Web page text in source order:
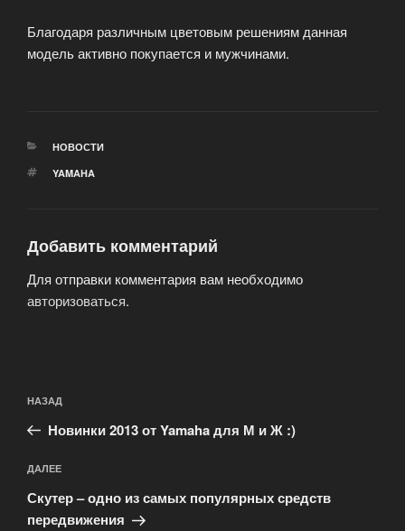
Благодаря различным цветовым решениям данная
модель активно покупается и мужчинами.
РУБРИКИ
НОВОСТИ
МЕТКИ
YAMAHA
Добавить комментарий
Для отправки комментария вам необходимо
авторизоваться.
по
записям
Предыдущая
запись:
НАЗАД
Новинки 2013 от Yamaha для М и Ж :)
Следующая
запись
ДАЛЕЕ
Скутер – одно из самых популярных средств
передвижения